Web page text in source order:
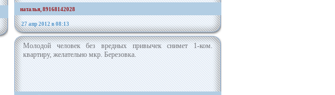
наталья, 89168142028
27 апр 2012 в 08:13
Молодой человек без вредных привычек снимет 1-ком.
квартиру, желательно мкр. Березовка.